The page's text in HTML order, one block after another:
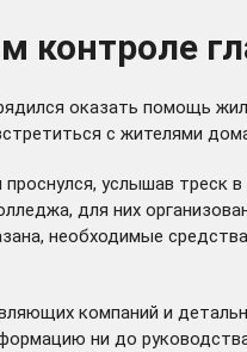
контроле
оказать помощь
с жителями
услышав треск
для них
необходимые
компаний и
ни до